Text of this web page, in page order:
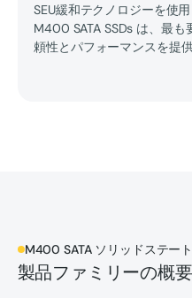
SEU緩和テクノロジーを使
M400 SATA SSDs は、最
頼性とパフォーマンスを提供
M400 SATA ソリッドステー
製品ファミリーの概要